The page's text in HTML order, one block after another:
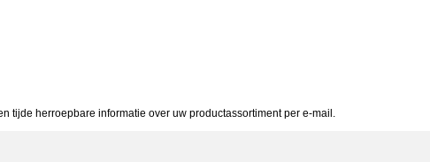
tijde herroepbare informatie over uw productassortiment per e-mail.